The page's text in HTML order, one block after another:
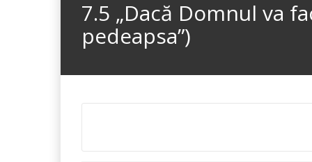
7.5 „Dacă Domnul va
pedeapsa”)